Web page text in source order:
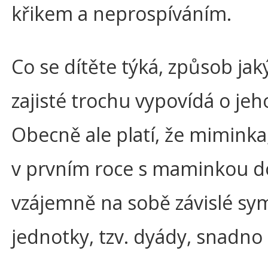
křikem a neprospíváním.
Co se dítěte týká, způsob
zajisté trochu vypovídá o
Obecně ale platí, že
v prvním roce s maminkou
vzájemně na sobě závislé
jednotky, tzv. dyády,